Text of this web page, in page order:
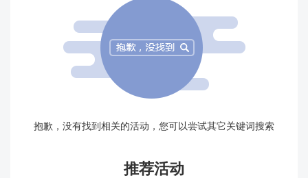
抱歉，没有找到相关的活动，您可以尝试其它关键词搜索
推荐活动